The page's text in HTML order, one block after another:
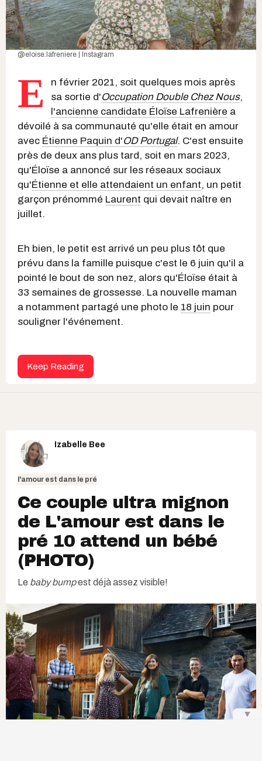
@eloise.lafreniere | Instagram
E
n février 2021, soit quelques mois après
sa sortie d'Occupation Double Chez Nous,
l'ancienne candidate Éloïse Lafrenière a
dévoilé à sa communauté qu'elle était en amour
avec Étienne Paquin d'OD Portugal. C'est ensuite
près de deux ans plus tard, soit en mars 2023,
qu'Éloïse a annoncé sur les réseaux sociaux
qu'Étienne et elle attendaient un enfant, un petit
garçon prénommé Laurent qui devait naître en
juillet.
Eh bien, le petit est arrivé un peu plus tôt que
prévu dans la famille puisque c'est le 6 juin qu'il a
pointé le bout de son nez, alors qu'Éloïse était à
33 semaines de grossesse. La nouvelle maman
a notamment partagé une photo le 18 juin pour
souligner l'événement.
Keep Reading
Izabelle Bee
l'amour est dans le pré
Ce couple ultra mignon
de L'amour est dans le
pré 10 attend un bébé
(PHOTO)
Le baby bumpest déjà assez visible!
▼